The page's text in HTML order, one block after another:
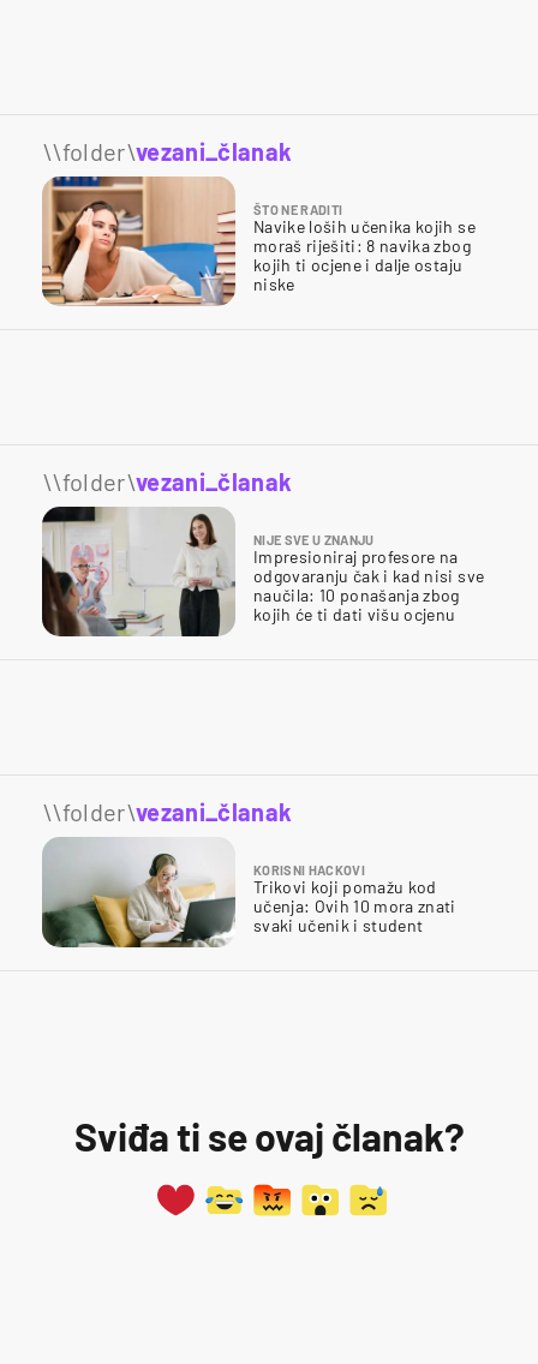
\\folder\vezani_članak
ŠTO NE RADITI
Navike loših učenika kojih se
moraš riješiti: 8 navika zbog
kojih ti ocjene i dalje ostaju
niske
\\folder\vezani_članak
NIJE SVE U ZNANJU
Impresioniraj profesore na
odgovaranju čak i kad nisi sve
naučila: 10 ponašanja zbog
kojih će ti dati višu ocjenu
\\folder\vezani_članak
KORISNI HACKOVI
Trikovi koji pomažu kod
učenja: Ovih 10 mora znati
svaki učenik i student
Sviđa ti se ovaj članak?